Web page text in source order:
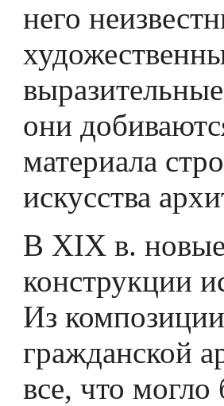
него
они
материала
искусства
В XIX в.
конструкции
Из
гражданской
все, что